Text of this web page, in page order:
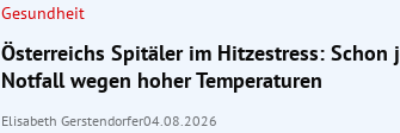
Gesundheit
Österreichs Spitäler im Hitzestress: Schon
Notfall wegen hoher Temperaturen
Elisabeth Gerstendorfer04.08.2026